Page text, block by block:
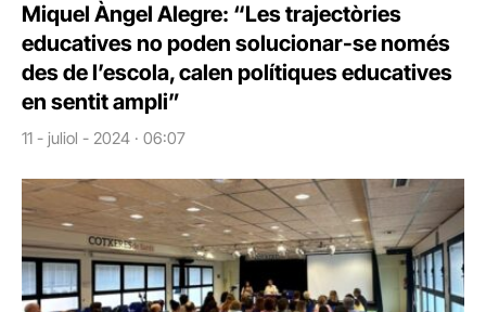
Miquel Àngel Alegre: “Les trajectòries
educatives no poden solucionar-se només
des de l’escola, calen polítiques educatives
en sentit ampli”
11 - juliol - 2024 · 06:07